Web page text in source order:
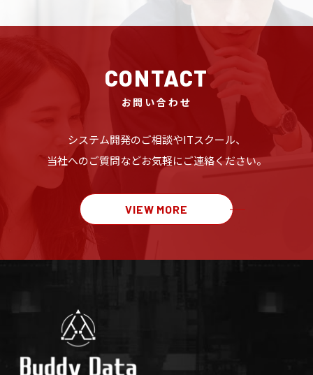
CONTACT
お問い合わせ
システム開発のご相談やITスクール、
当社へのご質問などお気軽にご連絡ください。
VIEW MORE